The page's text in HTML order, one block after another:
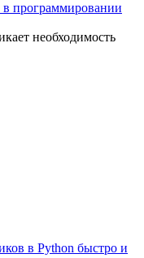
в программировании
необходимость
в Python быстро и